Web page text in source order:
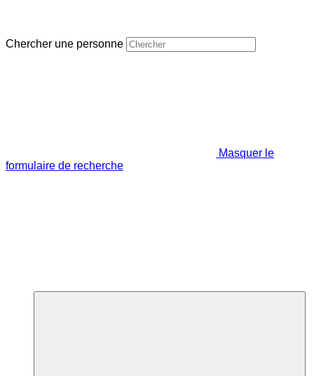
Chercher une personne
Masquer le
formulaire de recherche